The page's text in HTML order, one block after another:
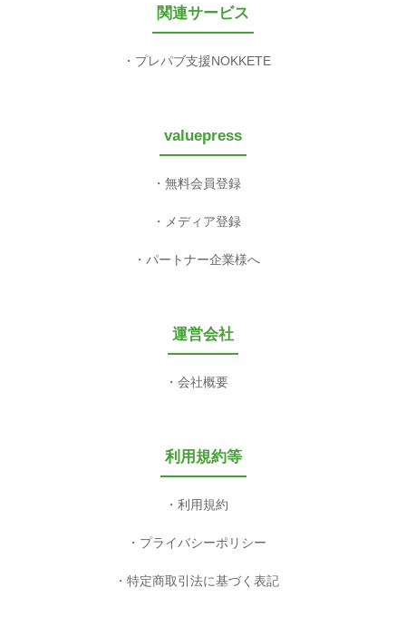
関連サービス
プレパブ支援NOKKETE
valuepress
無料会員登録
メディア登録
パートナー企業様へ
運営会社
会社概要
利用規約等
利用規約
プライバシーポリシー
特定商取引法に基づく表記